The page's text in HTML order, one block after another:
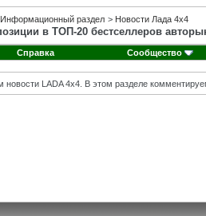
Информационный раздел > Новости Лада 4х4
в ТОП-20 бестселлеров
Справка Сообщество
новости LADA 4x4. В этом разделе